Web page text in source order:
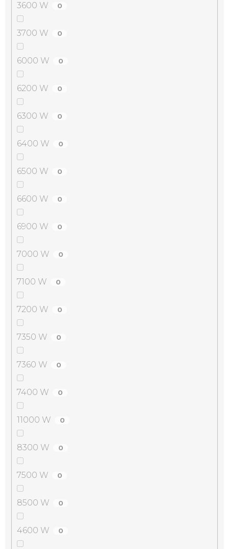
3600 W 0
3700 W 0
6000 W 0
6200 W 0
6300 W 0
6400 W 0
6500 W 0
6600 W 0
6900 W 0
7000 W 0
7100 W 0
7200 W 0
7350 W 0
7360 W 0
7400 W 0
11000 W 0
8300 W 0
7500 W 0
8500 W 0
4600 W 0